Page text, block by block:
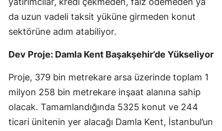
Ordu
Sakarya
Samsun
Siirt
Sinop
da uzun vadeli taksit yüküne girmeden konut
sektörüne adım atabiliyor.
Dev Proje: Damla Kent Başakşehir’de Yükseliyor
Proje, 379 bin metrekare arsa üzerinde toplam 1
milyon 258 bin metrekare inşaat alanına sahip
olacak. Tamamlandığında 5325 konut ve 244
ticari ünitenin yer alacağı Damla Kent, İstanbul’un